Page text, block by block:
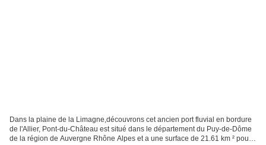
Dans la plaine de la Limagne,découvrons cet ancien port fluvial en bordure
de l'Allier, Pont-du-Château est situé dans le département du Puy-de-Dôme
de la région de Auvergne Rhône Alpes et a une surface de 21.61 km ² pour